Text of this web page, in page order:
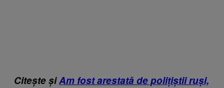
Citește șiAm fost arestată de polițiștii ruși,